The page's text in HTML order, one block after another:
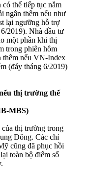
thể tiếp tục nắm
ngân thêm nếu như
lại ngưỡng hỗ trợ
2019). Nhà đầu tư
một phần khi thị
trong phiên hôm
thêm nếu VN-Index
(đáy tháng 6/2019)
thị trường thế
MBS)
thị trường trong
Đông. Các chỉ
cũng đã phục hồi
toàn bộ điểm số